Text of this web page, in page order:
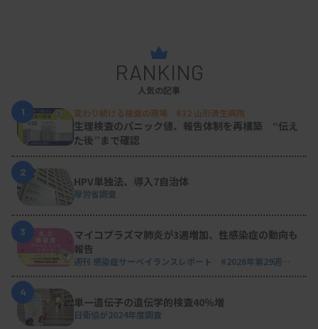
RANKING
人気の記事
1
変わり続ける検査の現場 #32 山形済生病院
生理検査のパニック値、報告体制を再構築 “伝え
た後”まで確認
2
HPV単独法、導入7自治体
厚労省調査
3
マイコプラズマ肺炎が3週増加、性感染症の動向も
報告
週刊 感染症サーベイランスレポート #2026年第29週
4
単一遺伝子の遺伝学的検査40％増
日衛協が2024年度調査